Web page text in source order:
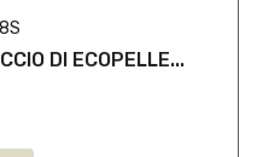
DI ECOPELLE...